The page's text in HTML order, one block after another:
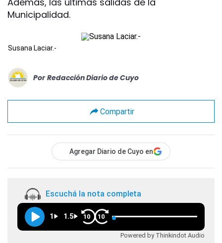
Municipalidad.
Susana Laciar.-
Por Redacción Diario de Cuyo
Compartir
Agregar Diario de Cuyo en
Escuchá la nota completa
1 1.5 10 10
Powered by Thinkindot Audio